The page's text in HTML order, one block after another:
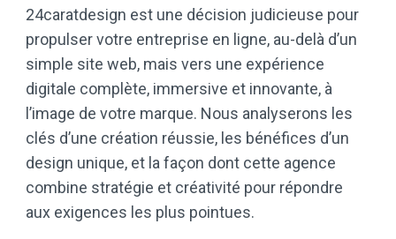
24caratdesign est une décision judicieuse pour
propulser votre entreprise en ligne, au-delà d’un
simple site web, mais vers une expérience
digitale complète, immersive et innovante, à
l’image de votre marque. Nous analyserons les
clés d’une création réussie, les bénéfices d’un
design unique, et la façon dont cette agence
combine stratégie et créativité pour répondre
aux exigences les plus pointues.